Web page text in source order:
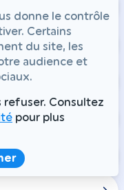
donne le contrôle
Certains
du site, les
audience et
refuser. Consultez
pour plus